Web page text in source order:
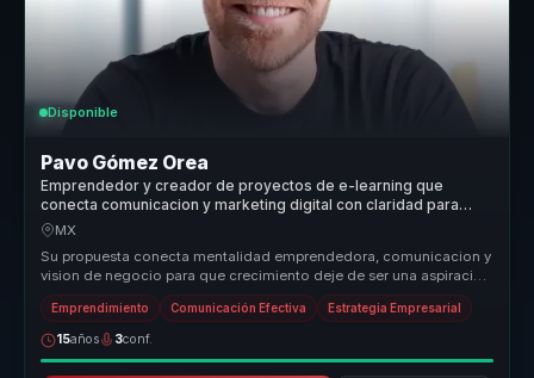
Disponible
Pavo Gómez Orea
Emprendedor y creador de proyectos de e-learning que
conecta comunicacion y marketing digital con claridad para
empresas.
MX
Su propuesta conecta mentalidad emprendedora, comunicacion y
vision de negocio para que crecimiento deje de ser una aspiracion
abstracta....
Emprendimiento Comunicación Efectiva Estrategia Empresarial
15años 3conf.